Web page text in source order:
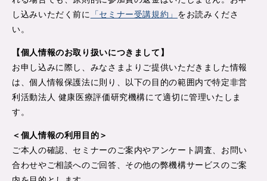
し込みいただく前に
「セミナー受講規約」 をお読みくださ
い。
【個人情報のお取り扱いにつきまして】
お申し込みに際し、みなさまよりご提供いただきました情報
は、個人情報保護法に則り、以下の目的の範囲内で特定非営
利活動法人 健康医療評価研究機構にて適切に管理いたしま
す。
＜個人情報の利用目的＞
ご本人の確認、セミナーのご案内やアンケート調査、お問い
合わせやご相談へのご回答、その他の弊機構サービスのご案